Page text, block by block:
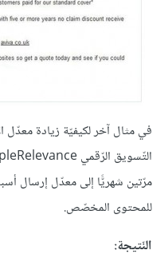
في مثال آخر لكيفيّة زيادة معدّل
مرّتين شهريًّا إلى معدّل إرسال
للمحتوى المخصّص.
النّتيجة: